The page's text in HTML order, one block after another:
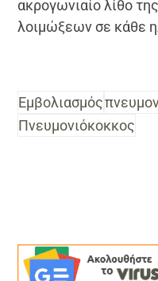
ακρογωνιαίο λίθο
λοιμώξεων σε κάθε
Εμβολιασμός
Πνευμονιόκοκκος